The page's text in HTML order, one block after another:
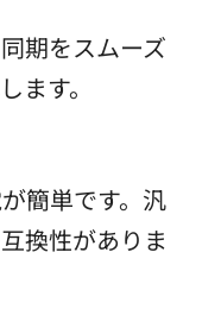
期をスムーズ
ます。
簡単です。汎
換性がありま